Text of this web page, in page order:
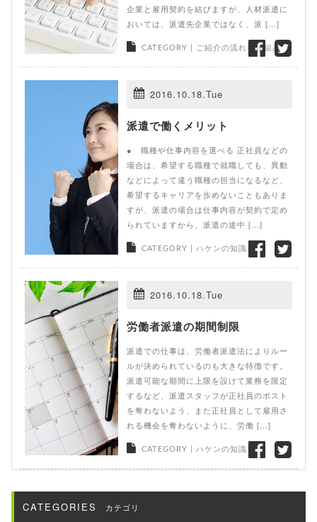
企業と雇用契約を結びますが、人材派遣に
おいては、派遣先企業ではなく、派 […]
CATEGORY | ご紹介の流れや仕組み
2016.10.18.Tue
派遣で働くメリット
● 職種や仕事内容を選べる 正社員などの
場合は、希望する職種で就職しても、異動
などによって違う職種の担当になるなど、
希望するキャリアを歩めないこともありま
すが、派遣の場合は仕事内容が契約で定め
られていますから、派遣の途中 […]
CATEGORY | ハケンの知識
2016.10.18.Tue
労働者派遣の期間制限
派遣での仕事は、労働者派遣法によりルー
ルが決められているのも大きな特徴です。
派遣可能な期間に上限を設けて業務を限定
するなど、派遣スタッフが正社員のポスト
を奪わないよう、また正社員として雇用さ
れる機会を奪わないように、労働 […]
CATEGORY | ハケンの知識
CATEGORIES カテゴリ